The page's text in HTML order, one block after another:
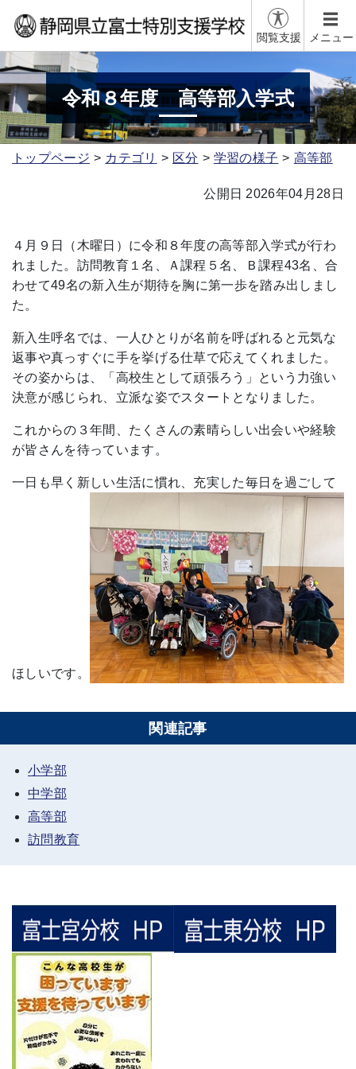
閲覧支援 メニュー
令和８年度 高等部入学式
トップページ カテゴリ 区分 学習の様子 高等部
公開日 2026年04月28日
４月９日（木曜日）に令和８年度の高等部入学式が行わ
れました。訪問教育１名、Ａ課程５名、Ｂ課程43名、合
わせて49名の新入生が期待を胸に第一歩を踏み出しまし
た。
新入生呼名では、一人ひとりが名前を呼ばれると元気な
返事や真っすぐに手を挙げる仕草で応えてくれました。
その姿からは、「高校生として頑張ろう」という力強い
決意が感じられ、立派な姿でスタートとなりました。
これからの３年間、たくさんの素晴らしい出会いや経験
が皆さんを待っています。
一日も早く新しい生活に慣れ、充実した毎日を過ごして
ほしいです。
関連記事
小学部
中学部
高等部
訪問教育